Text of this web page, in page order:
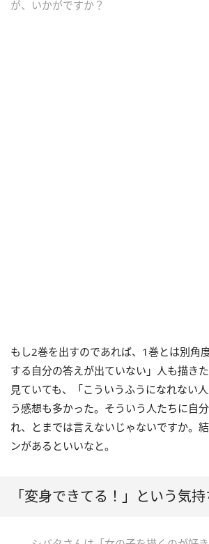
が、いかがですか？
もし2巻を出すのであれば、1巻とは別角
する自分の答えが出ていない」人も描き
見ていても、「こういうふうになれない
う感想も多かった。そういう人たちに自
れ、とまでは言えないじゃないですか。
ンがあるといいなと。
「変身できてる！」という気